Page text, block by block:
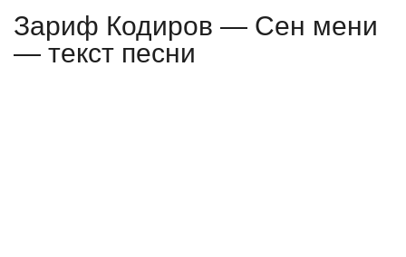
Зариф Кодиров — Сен мени
— текст песни